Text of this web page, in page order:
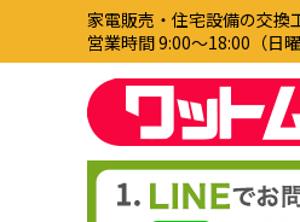
家電販売・住宅設備の交換
営業時間 9:00〜18:00（日